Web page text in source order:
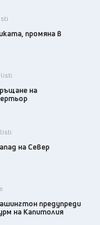
промяна в
на
на Север
предупреди
на Капитолия